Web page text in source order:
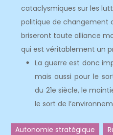
cataclysmiques sur les
politique de changement
briseront toute alliance
qui est véritablement un
La guerre est donc
mais aussi pour le
du 21e siècle, le
le sort de
Autonomie stratégique